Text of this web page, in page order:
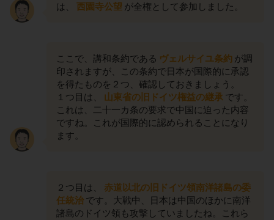
は、
西園寺公望 が全権として参加しました。
ここで、講和条約である ヴェルサイユ条約 が調
印されますが、この条約で日本が国際的に承認
を得たものを２つ、確認しておきましょう。
１つ目は、
山東省の旧ドイツ権益の継承 です。
これは、二十一カ条の要求で中国に迫った内容
ですね。これが国際的に認められることになり
ます。
２つ目は、
赤道以北の旧ドイツ領南洋諸島の委
任統治 です。大戦中、日本は中国のほかに南洋
諸島のドイツ領も攻撃していましたね。これら